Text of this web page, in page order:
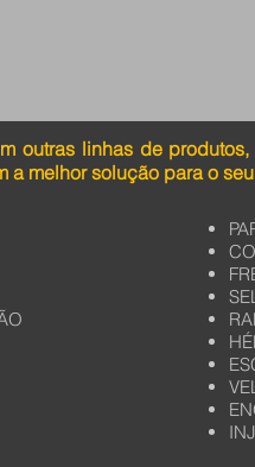
outras linhas de
a melhor solução para o